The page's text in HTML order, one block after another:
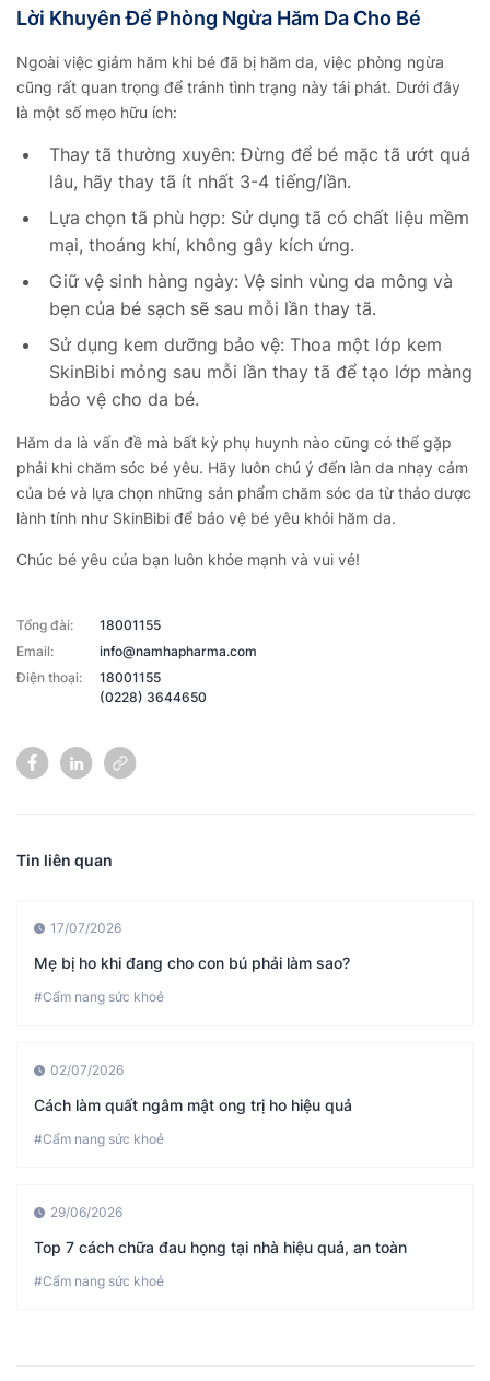
Lời Khuyên Để Phòng Ngừa Hăm Da Cho Bé
Ngoài việc giảm hăm khi bé đã bị hăm da, việc phòng ngừa
cũng rất quan trọng để tránh tình trạng này tái phát. Dưới đây
là một số mẹo hữu ích:
Thay tã thường xuyên: Đừng để bé mặc tã ướt quá
lâu, hãy thay tã ít nhất 3-4 tiếng/lần.
Lựa chọn tã phù hợp: Sử dụng tã có chất liệu mềm
mại, thoáng khí, không gây kích ứng.
Giữ vệ sinh hàng ngày: Vệ sinh vùng da mông và
bẹn của bé sạch sẽ sau mỗi lần thay tã.
Sử dụng kem dưỡng bảo vệ: Thoa một lớp kem
SkinBibi mỏng sau mỗi lần thay tã để tạo lớp màng
bảo vệ cho da bé.
Hăm da là vấn đề mà bất kỳ phụ huynh nào cũng có thể gặp
phải khi chăm sóc bé yêu. Hãy luôn chú ý đến làn da nhạy cảm
của bé và lựa chọn những sản phẩm chăm sóc da từ thảo dược
lành tính như SkinBibi để bảo vệ bé yêu khỏi hăm da.
Chúc bé yêu của bạn luôn khỏe mạnh và vui vẻ!
Tổng đài:
18001155
Email:
info@namhapharma.com
Điện thoại:
18001155
(0228) 3644650
Tin liên quan
17/07/2026
Mẹ bị ho khi đang cho con bú phải làm sao?
#Cẩm nang sức khoẻ
02/07/2026
Cách làm quất ngâm mật ong trị ho hiệu quả
#Cẩm nang sức khoẻ
29/06/2026
Top 7 cách chữa đau họng tại nhà hiệu quả, an toàn
#Cẩm nang sức khoẻ